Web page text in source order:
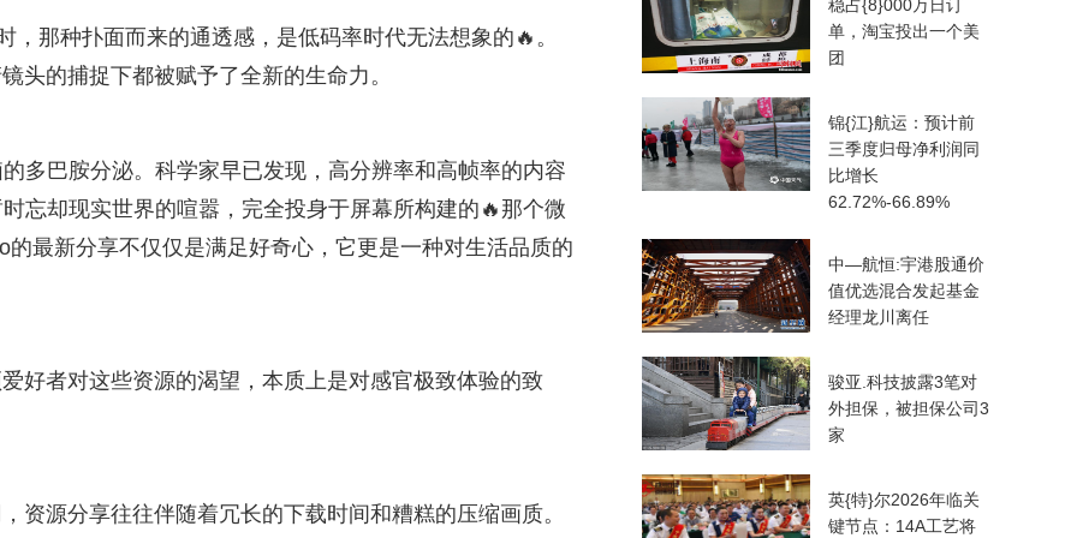
，那种扑面而来的通透感，是低码率时代无法想象的🔥。
头的捕捉下都被赋予了全新的生命力。
多巴胺分泌。科学家早已发现，高分辨率和高帧率的内容
忘却现实世界的喧嚣，完全投身于屏幕所构建的🔥那个微
最新分享不仅仅是满足好奇心，它更是一种对生活品质的
好者对这些资源的渴望，本质上是对感官极致体验的致
资源分享往往伴随着冗长的下载时间和糟糕的压缩画质。
稳占{8}000万日订
单，淘宝投出一个美
团
锦{江}航运：预计前
三季度归母净利润同
比增长
62.72%-66.89%
中—航恒:宇港股通价
值优选混合发起基金
经理龙川离任
骏亚.科技披露3笔对
外担保，被担保公司3
家
英{特}尔2026年临关
键节点：14A工艺将